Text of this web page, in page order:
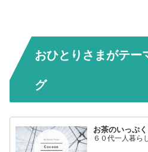
おひとりさまがテー
グ
お茶のいっぷく
６０代一人暮ら